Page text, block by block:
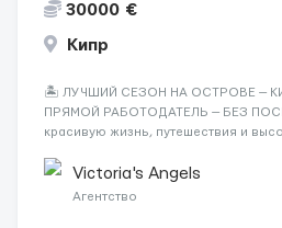
30000 €
Кипр
🏝️ ЛУЧШИЙ СЕЗОН НА ОСТРОВЕ —
ПРЯМОЙ РАБОТОДАТЕЛЬ — БЕЗ
красивую жизнь, путешествия и
Опытная команда с годами практики
клиентов (без ...
Victoria's Angels
Агентство